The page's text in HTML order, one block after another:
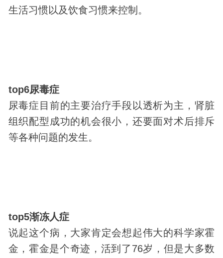
生活习惯以及饮食习惯来控制。
top6尿毒症
尿毒症目前的主要治疗手段以透析为主，肾脏
组织配型成功的机会很小，还要面对术后排斥
等各种问题的发生。
top5渐冻人症
说起这个病，大家肯定会想起伟大的科学家霍
金，霍金是个奇迹，活到了76岁，但是大多数